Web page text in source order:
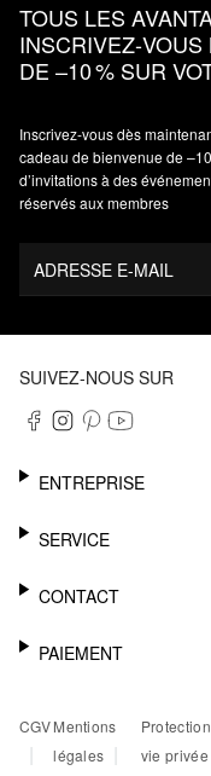
TOUS LES
DE –10 % SUR
Inscrivez‑vous dès
cadeau de bienvenue de
d’invitations à des
réservés aux membres
ADRESSE E-MAIL
SUIVEZ-NOUS SUR
ENTREPRISE
CARRIÈRE
SERVICE
NEWSLETTER
MÉMO
RETOURS
FAQ
CONTACT
AIDE
PAIEMENT
PAYPAL
CARTE BANCAIRE
CGV
|
Mentions
légales |
vie privée